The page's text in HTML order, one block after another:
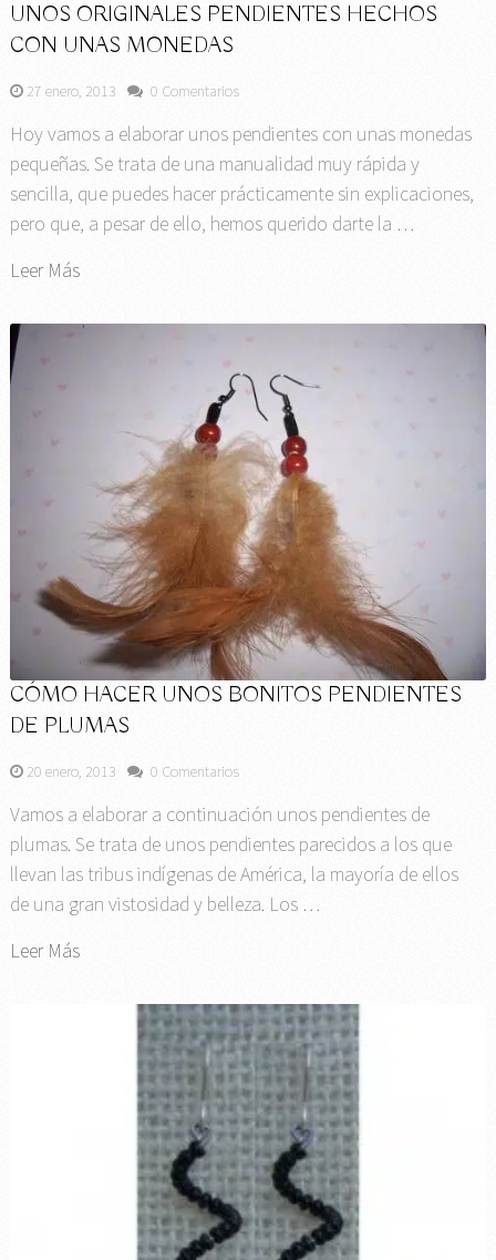
UNOS ORIGINALES PENDIENTES HECHOS
CON UNAS MONEDAS
27 enero, 2013 0 Comentarios
Hoy vamos a elaborar unos pendientes con unas monedas
pequeñas. Se trata de una manualidad muy rápida y
sencilla, que puedes hacer prácticamente sin explicaciones,
pero que, a pesar de ello, hemos querido darte la …
Leer Más
CÓMO HACER UNOS BONITOS PENDIENTES
DE PLUMAS
20 enero, 2013 0 Comentarios
Vamos a elaborar a continuación unos pendientes de
plumas. Se trata de unos pendientes parecidos a los que
llevan las tribus indígenas de América, la mayoría de ellos
de una gran vistosidad y belleza. Los …
Leer Más